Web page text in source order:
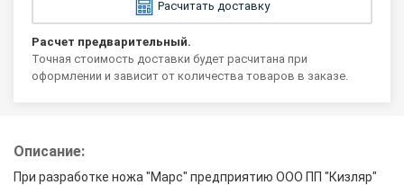
Расчитать доставку
Расчет предварительный.
Точная стоимость доставки будет расчитана при
оформлении и зависит от количества товаров в заказе.
Описание:
При разработке ножа "Марс" предприятию ООО ПП "Кизляр"